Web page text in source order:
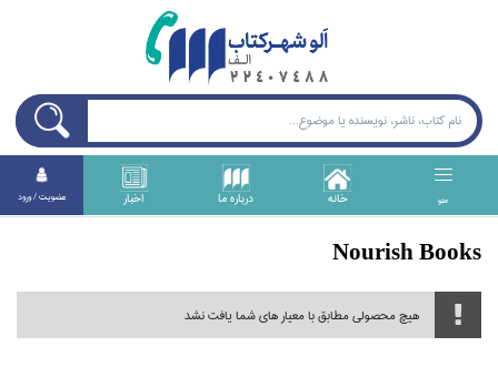
منو خانه درباره ما اخبار عضويت / ورود
Nourish Books
هیچ محصولی مطابق با معیار های شما یافت نشد